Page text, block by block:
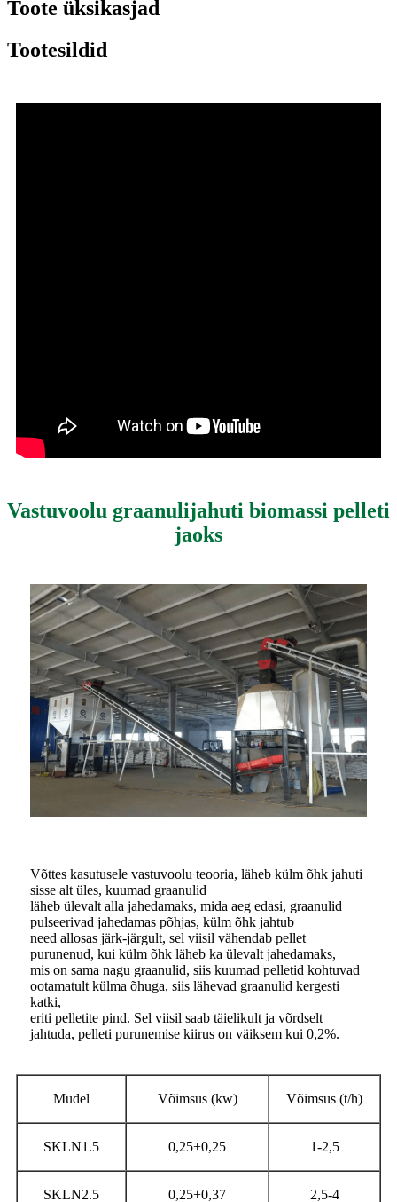
Toote üksikasjad
Tootesildid
Vastuvoolu graanulijahuti biomassi pelleti
jaoks
Võttes kasutusele vastuvoolu teooria, läheb külm õhk jahuti
sisse alt üles, kuumad graanulid
läheb ülevalt alla jahedamaks, mida aeg edasi, graanulid
pulseerivad jahedamas põhjas, külm õhk jahtub
need allosas järk-järgult, sel viisil vähendab pellet
purunenud, kui külm õhk läheb ka ülevalt jahedamaks,
mis on sama nagu graanulid, siis kuumad pelletid kohtuvad
ootamatult külma õhuga, siis lähevad graanulid kergesti
katki,
eriti pelletite pind. Sel viisil saab täielikult ja võrdselt
jahtuda, pelleti purunemise kiirus on väiksem kui 0,2%.
Mudel Võimsus (kw) Võimsus (t/h)
SKLN1.5 0,25+0,25 1-2,5
SKLN2.5 0,25+0,37 2,5-4